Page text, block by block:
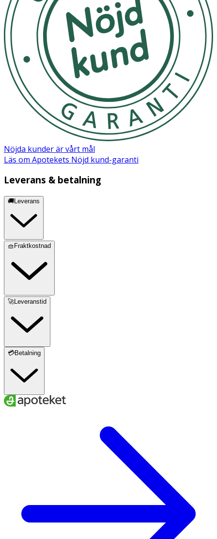
Innehåll
Water, Glycerin, Propanediol, Cucumis Sativus
(Cucumber) Fruit Extract, Portulaca Oleracea Extract,
Hydroxyethylcellulose, Allantoin, Disodium EDTA,
Tocopheryl Acetate, Sodium Citrate, PEG-60
Hydrogenated Castor Oil, PEG-40 Hydrogenated Castor
Oil, Chlorphenesin, 1,2-Hexanediol, Caprylyl Glycol,
Illicium Verum (Anise) Fruit Extract, Phenoxyethanol,
Ethylhexylglycerin, Butylene Glycol, Parfum.
Nöjda kunder är vårt mål
Läs om Apotekets Nöjd kund-garanti
Leverans & betalning
🚚Leverans
🧺Fraktkostnad
🚀Leveranstid
💳Betalning